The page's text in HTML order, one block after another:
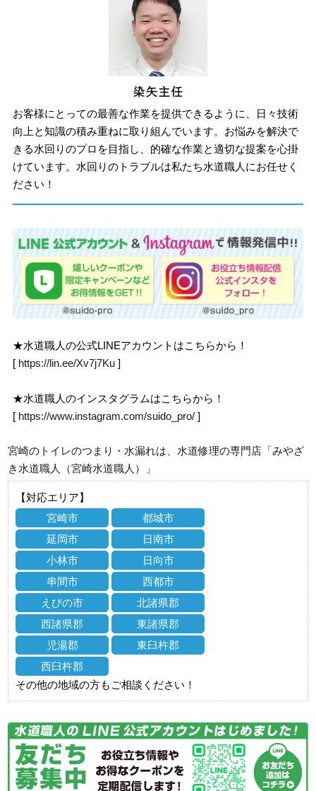
お客様にとっての最善な作業を提供できるように、日々技術
向上と知識の積み重ねに取り組んでいます。お悩みを解決で
きる水回りのプロを目指し、的確な作業と適切な提案を心掛
けています。水回りのトラブルは私たち水道職人にお任せく
ださい！
★水道職人の公式LINEアカウントはこちらから！
[ https://lin.ee/Xv7j7Ku ]
★水道職人のインスタグラムはこちらから！
[ https://www.instagram.com/suido_pro/ ]
宮崎のトイレのつまり・水漏れは、水道修理の専門店「みやざ
き水道職人（宮崎水道職人）」
【対応エリア】
宮崎市
都城市
延岡市
日南市
小林市
日向市
串間市
西都市
えびの市
北諸県郡
西諸県郡
東諸県郡
児湯郡
東臼杵郡
西臼杵郡
その他の地域の方もご相談ください！